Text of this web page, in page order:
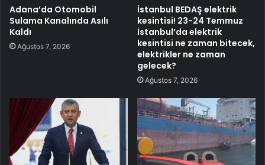
Adana’da Otomobil
Sulama Kanalında Asılı
Kaldı
Ağustos 7, 2026
İstanbul BEDAŞ elektrik
kesintisi! 23-24 Temmuz
İstanbul’da elektrik
kesintisi ne zaman bitecek,
elektrikler ne zaman
gelecek?
Ağustos 7, 2026